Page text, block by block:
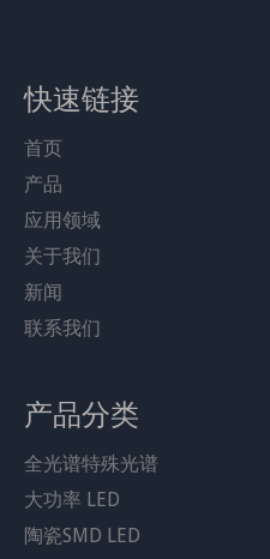
分享到：
7070强光长光束
高亮白光7070白
快速链接
首页
产品
应用领域
关于我们
新闻
联系我们
产品分类
全光谱特殊光谱
大功率 LED
陶瓷SMD LED